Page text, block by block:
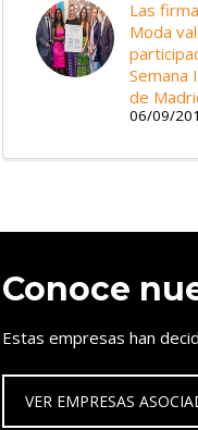
Las
Moda
Semana
de
06/09/
Conoce
Estas empresas han
VER EMPRESAS